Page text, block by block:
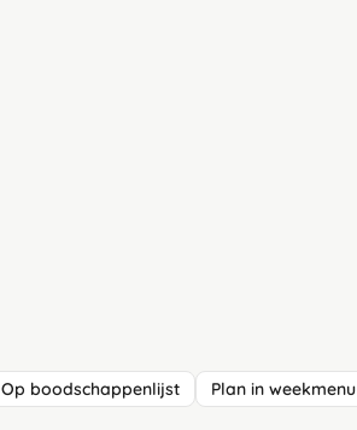
Op boodschappenlijst Plan in weekmenu